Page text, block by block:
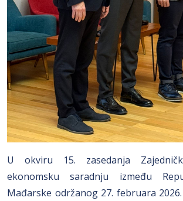
U okviru 15. zasedanja
ekonomsku saradnju između
Mađarske održanog 27. februara